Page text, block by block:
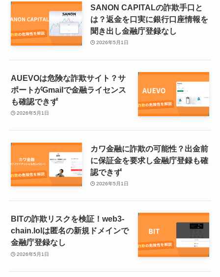
SANON CAPITALの詐欺手口と
は？返金を口実に銀行口座情報を
聞き出し金融庁登録なし
2026年5月1日
AUEVOは危険な詐欺サイト？サ
ポートがGmailで金融ライセンス
も確認できず
2026年5月1日
カワ金融に詐欺の可能性？出金前
に保証金を要求し金融庁登録も確
認できず
2026年5月1日
BITの詐欺リスクを検証！web3-
chain.lolは匿名の新規ドメインで
金融庁登録なし
2026年5月1日